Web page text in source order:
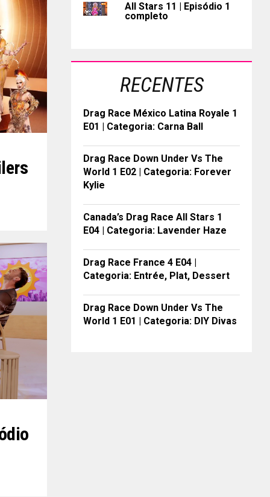
All Stars 11 | Episódio 1
completo
RECENTES
Drag Race México Latina Royale 1
E01 | Categoria: Carna Ball
Drag Race Down Under Vs The
World 1 E02 | Categoria: Forever
Kylie
Canada’s Drag Race All Stars 1
E04 | Categoria: Lavender Haze
Drag Race France 4 E04 |
Categoria: Entrée, Plat, Dessert
Drag Race Down Under Vs The
World 1 E01 | Categoria: DIY Divas